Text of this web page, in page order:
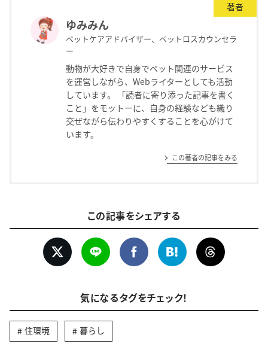
著者
ゆみみん
ペットケアアドバイザー、ペットロスカウンセラ
ー
動物が大好きで自身でペット関連のサービス
を運営しながら、Webライターとしても活動
しています。 「読者に寄り添った記事を書く
こと」をモットーに、自身の経験なども織り
交ぜながら伝わりやすくすることを心がけて
います。
この著者の記事をみる
この記事をシェアする
気になるタグをチェック！
住環境 暮らし